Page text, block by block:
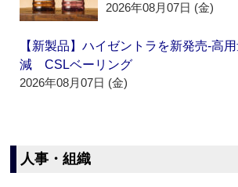
2026年08月07日 (金)
【新製品】ハイゼントラを新発売‐高
減 CSLベーリング
2026年08月07日 (金)
人事・組織